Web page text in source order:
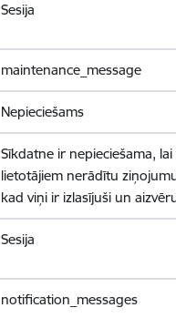
Sesija
maintenance_message
Nepieciešams
Sīkdatne ir nepieciešama, lai
lietotājiem nerādītu
kad viņi ir izlasījuši un
Sesija
notification_messages